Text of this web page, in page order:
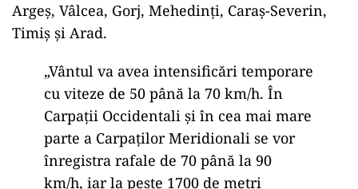
Argeș, Vâlcea, Gorj, Mehedinți, Caraș-Severin,
Timiș și Arad.
„Vântul va avea intensificări temporare
cu viteze de 50 până la 70 km/h. În
Carpații Occidentali și în cea mai mare
parte a Carpaților Meridionali se vor
înregistra rafale de 70 până la 90
km/h, iar la peste 1700 de metri